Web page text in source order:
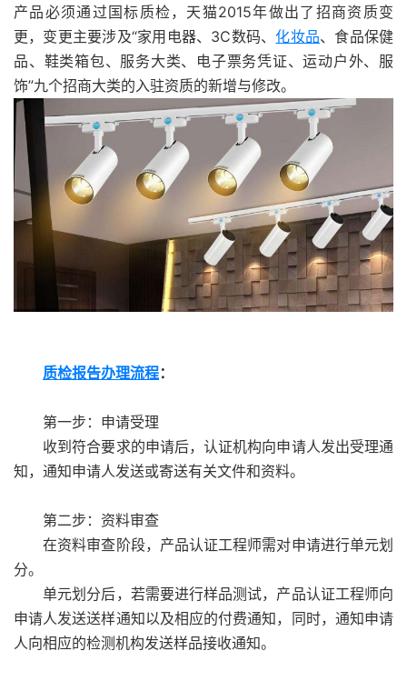
产品必须通过国标质检，天猫2015年做出了招商资质变
更，变更主要涉及“家用电器、3C数码、化妆品、食品保健
品、鞋类箱包、服务大类、电子票务凭证、运动户外、服
饰”九个招商大类的入驻资质的新增与修改。
质检报告办理流程：
第一步：申请受理
收到符合要求的申请后，认证机构向申请人发出受理通
知，通知申请人发送或寄送有关文件和资料。
第二步：资料审查
在资料审查阶段，产品认证工程师需对申请进行单元划
分。
单元划分后，若需要进行样品测试，产品认证工程师向
申请人发送送样通知以及相应的付费通知，同时，通知申请
人向相应的检测机构发送样品接收通知。